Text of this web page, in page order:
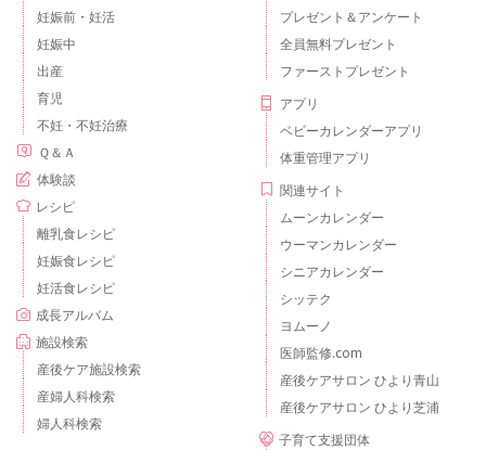
妊娠前・妊活
妊娠中
出産
育児
不妊・不妊治療
Ｑ＆Ａ
体験談
レシピ
離乳食レシピ
妊娠食レシピ
妊活食レシピ
成長アルバム
施設検索
産後ケア施設検索
産婦人科検索
婦人科検索
プレゼント＆アンケート
全員無料プレゼント
ファーストプレゼント
アプリ
ベビーカレンダーアプリ
体重管理アプリ
関連サイト
ムーンカレンダー
ウーマンカレンダー
シニアカレンダー
シッテク
ヨムーノ
医師監修.com
産後ケアサロン ひより青山
産後ケアサロン ひより芝浦
子育て支援団体